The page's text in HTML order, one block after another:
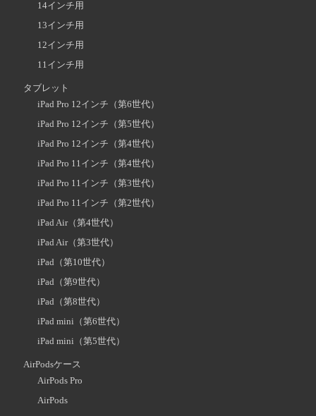
14インチ用
13インチ用
12インチ用
11インチ用
タブレット
iPad Pro 12インチ（第6世代）
iPad Pro 12インチ（第5世代）
iPad Pro 12インチ（第4世代）
iPad Pro 11インチ（第4世代）
iPad Pro 11インチ（第3世代）
iPad Pro 11インチ（第2世代）
iPad Air（第4世代）
iPad Air（第3世代）
iPad（第10世代）
iPad（第9世代）
iPad（第8世代）
iPad mini（第6世代）
iPad mini（第5世代）
AirPodsケース
AirPods Pro
AirPods